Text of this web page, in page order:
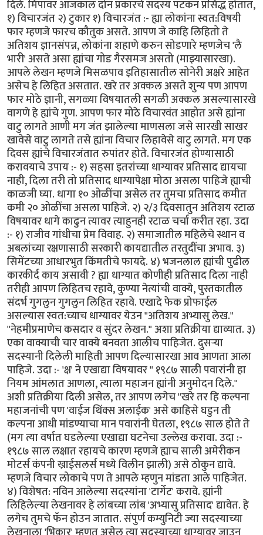
दिले. मिपावर आजकाल दोन प्रकारचे सदस्य पटकन प्रसिद्ध होतात,
१) विचारजंत २) टुकार १) विचारजंत :- ह्या लोकांना स्वत:विषयी
फार म्हणजे फारच कौतुक असते. आपण जे काहि लिहितो ते
अतिशय ज्ञानसंपन्न, लोकांना शहाणे करुन सोडणारे म्हणजेच 'लै
भारी' असते असा ह्यांचा गोड गैरसमज असतो (माझ्यासारखा).
आपले लेखन म्हणजे मिसळपाव इतिहासातील सोनेरी अक्षरे आहेत
असेच हे लिहित असतात. खरे तर अक्कल असते शुन्य पण आपण
फार मोठे ज्ञानी, सगळ्या विषयातली सगळी अक्कल असल्यासारखे
वागणे हे ह्यांचे गुण. आपण फार मोठे विचारवंत आहोत असे ह्यांना
वाटु लागते आणी मग जंत झालेल्या माणसला जसे सारखी साखर
खावेसे वाटु लागते तसे ह्यांना विचार लिहावेसे वाटु लागते. मग एक
दिवस ह्यांचे विचारजंतात रुपांतर होते. विचारजंत होण्यासाठी
करावयाचे उपाय :- १) सहसा इतरांच्या धाग्यावर प्रतिसाद द्यायचा
नाही, दिला तरी तो प्रतिसाद धाग्यापेक्षा मोठा असला पाहिजे ह्याची
काळजी घ्या. धागा १० ओळींचा असेल तर तुमचा प्रतिसाद कमीत
कमी २० ओळींचा असला पाहिजे. २) २/३ दिवसातुन अतिशय रटाळ
विषयावर धागे काढुन त्यावर त्याहुनही रटाळ चर्चा करीत रहा. उदा
:- १) राजीव गांधीचा प्रेम विवाह. २) समाजातील महिलेचे स्थान व
अबलांच्या रक्षणासाठी सरकारी कायद्यातील तरतुदींचा अभाव. ३)
सिमेंटच्या आधारभुत किंमतीचे फायदे. ४) भजनलाल ह्यांची पुढील
कारकीर्द काय असावी ? ह्या धाग्यात कोणीही प्रतिसाद दिला नाही
तरीही आपण लिहितच रहावे, कुण्या नेत्यांची वाक्ये, पुस्तकातील
संदर्भ गुगलुन गुगलुन लिहित रहावे. एखादे फेक प्रोफाईल
असल्यास स्वत:च्याच धाग्यावर येउन "अतिशय अभ्यासु लेख."
"नेहमीप्रमाणेच कसदार व सुंदर लेखन." अशा प्रतिक्रीया द्याव्यात. ३)
एका वाक्याची चार वाक्ये बनवता आलीच पाहिजेत. दुसर्‍या
सदस्यानी दिलेली माहिती आपण दिल्यासारखा आव आणता आला
पाहिजे. उदा :- 'क्ष' ने एखाद्या विषयावर " १९८७ साली पवारांनी हा
नियम आंमलात आणला, त्याला महाजन ह्यांनी अनुमोदन दिले."
अशी प्रतिक्रीया दिली असेल, तर आपण लगेच "खरे तर हि कल्पना
महाजनांची पण 'वाईज थिंक्स अलाईक' असे काहिसे घडुन ती
कल्पना आधी मांडण्याचा मान पवारांनी घेतला, १९८७ साल होते ते
(मग त्या वर्षात घडलेल्या एखाद्या घटनेचा उल्लेख करावा. उदा :-
१९८७ साल लक्षात रहायचे कारण म्हणजे ह्याच साली अमेरीकन
मोटर्स कंपनी ख्राईसलर्स मध्ये विलीन झाली) असे ठोकुन द्यावे.
म्हणजे विचार लोकाचे पण ते आपले म्हणुन मांडता आले पाहिजेत.
४) विशेषत: नविन आलेल्या सदस्यांना 'टार्गेट' करावे. ह्यांनी
लिहिलेल्या लेखनावर हे लांबच्या लांब 'अभ्यासु प्रतिसाद' द्यावेत. हे
लगेच तुमचे फॅन होउन जातात. संपुर्ण कम्युनिटी ज्या सदस्याच्या